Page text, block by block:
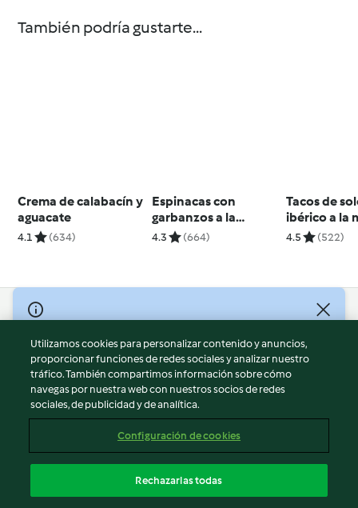
También podría gustarte...
Crema de calabacín y
aguacate
4.1 (634)
Espinacas con
garbanzos a la
sevillana
4.3 (664)
Tacos de
ibérico a la
4.5 (522)
© Copyright 2026
Términos de uso
Política de privacidad
Aviso legal
Información legal
Reportar contenido
Declaración de accesibilidad
Utilizamos cookies para personalizar contenido y anuncios,
proporcionar funciones de redes sociales y analizar nuestro
tráfico. También compartimos información sobre cómo
navegas por nuestra web con nuestros socios de redes
sociales, de publicidad y de analítica.
Configuración de cookies
Rechazarlas todas